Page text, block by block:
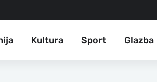
Kultura Sport Glazba